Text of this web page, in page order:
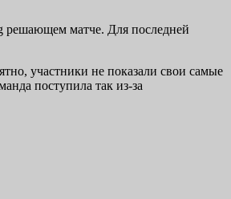
решающем матче. Для последней
участники не показали свои самые
поступила так из-за